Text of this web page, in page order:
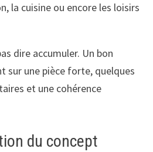
la cuisine ou encore les loisirs
dire accumuler. Un bon
sur une pièce forte, quelques
et une cohérence
du concept